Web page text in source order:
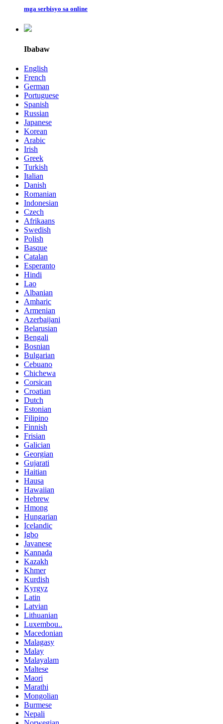
mga serbisyo sa online
Ibabaw
English
French
German
Portuguese
Spanish
Russian
Japanese
Korean
Arabic
Irish
Greek
Turkish
Italian
Danish
Romanian
Indonesian
Czech
Afrikaans
Swedish
Polish
Basque
Catalan
Esperanto
Hindi
Lao
Albanian
Amharic
Armenian
Azerbaijani
Belarusian
Bengali
Bosnian
Bulgarian
Cebuano
Chichewa
Corsican
Croatian
Dutch
Estonian
Filipino
Finnish
Frisian
Galician
Georgian
Gujarati
Haitian
Hausa
Hawaiian
Hebrew
Hmong
Hungarian
Icelandic
Igbo
Javanese
Kannada
Kazakh
Khmer
Kurdish
Kyrgyz
Latin
Latvian
Lithuanian
Luxembou..
Macedonian
Malagasy
Malay
Malayalam
Maltese
Maori
Marathi
Mongolian
Burmese
Nepali